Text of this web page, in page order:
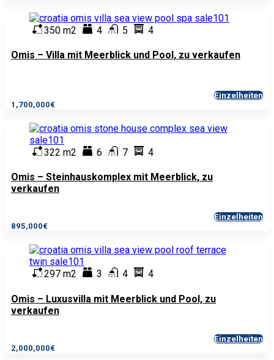
350 m2 4 5 4
Omis – Villa mit Meerblick und Pool, zu verkaufen
1,700,000€
Einzelheiten
322 m2 6 7 4
Omis – Steinhauskomplex mit Meerblick, zu
verkaufen
895,000€
Einzelheiten
297 m2 3 4 4
Omis – Luxusvilla mit Meerblick und Pool, zu
verkaufen
2,000,000€
Einzelheiten